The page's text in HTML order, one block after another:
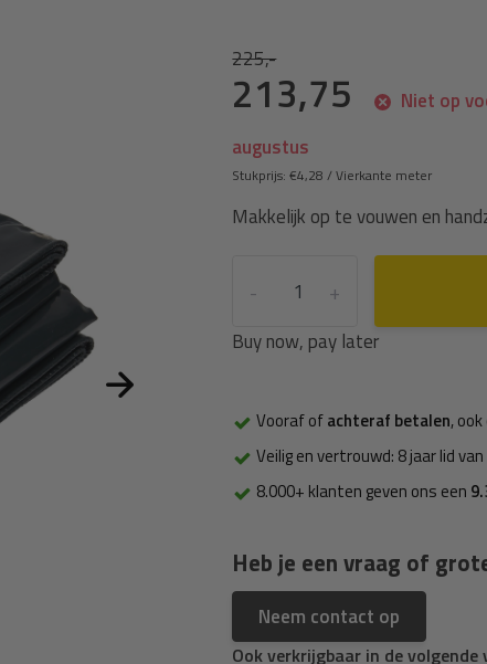
225,-
213,75
Niet op
augustus
Stukprijs:€4,28 /Vierkante meter
Makkelijk op te vouwen en
+
-
Buy now, pay later
Vooraf ofachteraf betalen,
Veilig en vertrouwd: 8 jaar lid van
8.000+ klanten geven ons een
Heb je een vraag of
Neem contact op
Ook verkrijgbaar in de volgende